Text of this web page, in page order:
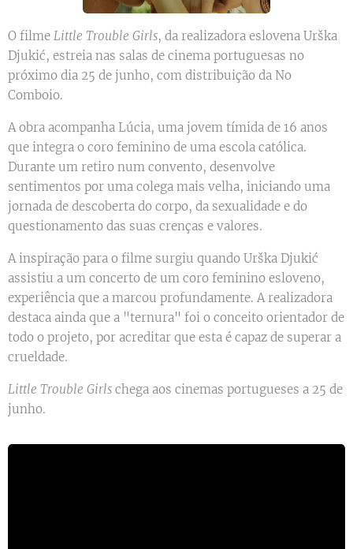
O filme Little Trouble Girls, da realizadora eslovena Urška
Djukić, estreia nas salas de cinema portuguesas no
próximo dia 25 de junho, com distribuição da No
Comboio.
A obra acompanha Lúcia, uma jovem tímida de 16 anos
que integra o coro feminino de uma escola católica.
Durante um retiro num convento, desenvolve
sentimentos por uma colega mais velha, iniciando uma
jornada de descoberta do corpo, da sexualidade e do
questionamento das suas crenças e valores.
A inspiração para o filme surgiu quando Urška Djukić
assistiu a um concerto de um coro feminino esloveno,
experiência que a marcou profundamente. A realizadora
destaca ainda que a "ternura" foi o conceito orientador de
todo o projeto, por acreditar que esta é capaz de superar a
crueldade.
Little Trouble Girls chega aos cinemas portugueses a 25 de
junho.